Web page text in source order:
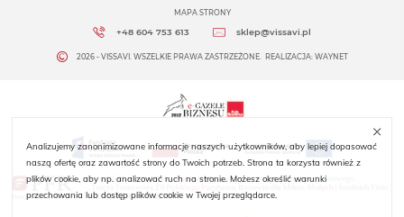
Analizujemy zanonimizowane informacje naszych użytkowników, aby lepiej dopasować
naszą ofertę oraz zawartość strony do Twoich potrzeb. Strona ta korzysta również z
plików cookie, aby np. analizować ruch na stronie. Możesz określić warunki
przechowania lub dostęp plików cookie w Twojej przeglądarce.
MAPA STRONY
+48 604 753 613 sklep@vissavi.pl
2026 - VISSAVI. WSZELKIE PRAWA ZASTRZEŻONE. REALIZACJA: WAYNET